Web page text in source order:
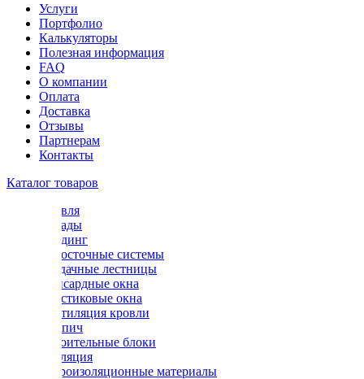
Услуги
Портфолио
Калькуляторы
Полезная информация
FAQ
О компании
Оплата
Доставка
Отзывы
Партнерам
Контакты
Каталог товаров
Кровля
Фасады
Сайдинг
Водосточные системы
Чердачные лестницы
Мансардные окна
Пластиковые окна
Вентиляция кровли
Кирпич
Строительные блоки
Изоляция
Гидроизоляционные материалы